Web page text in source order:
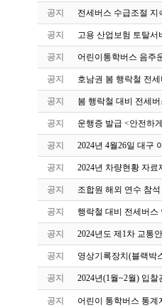
공지 전세버스 수급조절 지
공지 고용 산업보험 토탈서
공지 어린이통학버스 음주
공지 호남권 봄 행락철 전
공지 봄 행락철 대비 전세
공지 운행증 발급 <안전하
공지 2024년 4월26일 대구
공지 2024년 차량현황 자료
공지 조합원 해외 연수 참
공지 행락철 대비 전세버스
공지 2024년도 제1차 교통
공지 영상기록장치(블랙박
공지 2024년(1월~2월) 입
공지 어린이 통학버스 통계